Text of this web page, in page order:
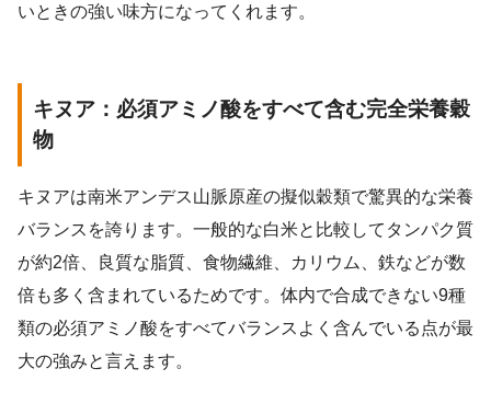
いときの強い味方になってくれます。
キヌア：必須アミノ酸をすべて含む完全栄養穀
物
キヌアは南米アンデス山脈原産の擬似穀類で驚異的な栄養
バランスを誇ります。一般的な白米と比較してタンパク質
が約2倍、良質な脂質、食物繊維、カリウム、鉄などが数
倍も多く含まれているためです。体内で合成できない9種
類の必須アミノ酸をすべてバランスよく含んでいる点が最
大の強みと言えます。